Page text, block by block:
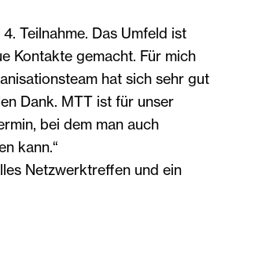
Teilnahme. Das Umfeld ist
Kontakte gemacht. Für mich
hat sich sehr gut
Dank. MTT ist für unser
bei dem man auch
kann.“
Netzwerktreffen und ein